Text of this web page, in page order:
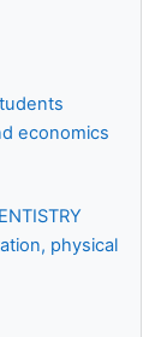
economics
physical